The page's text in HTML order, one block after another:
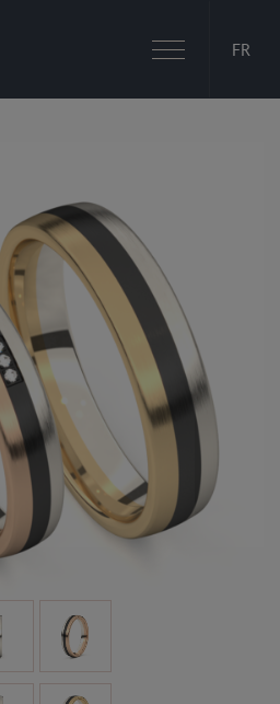
FR
Basculer
la